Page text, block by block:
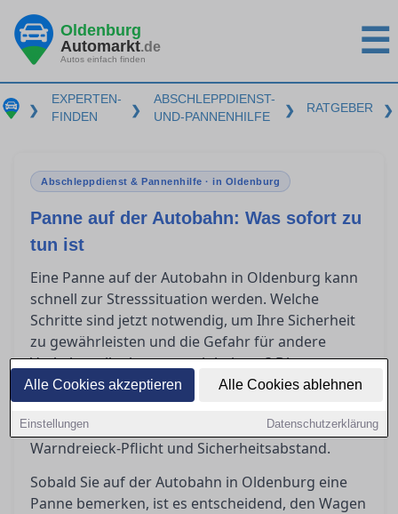
Alle Cookies akzeptieren Alle Cookies ablehnen
Einstellungen Datenschutzerklärung
Oldenburg
Automarkt.de
Autos einfach finden ☰
❯
EXPERTEN-
FINDEN
❯
ABSCHLEPPDIENST-
UND-PANNENHILFE
❯ RATGEBER ❯
Abschleppdienst & Pannenhilfe · in Oldenburg
Panne auf der Autobahn: Was sofort zu
tun ist
Eine Panne auf der Autobahn in Oldenburg kann
schnell zur Stresssituation werden. Welche
Schritte sind jetzt notwendig, um Ihre Sicherheit
zu gewährleisten und die Gefahr für andere
Verkehrsteilnehmer zu minimieren? Dieser
Leitfaden bietet Ihnen Orientierung, ob Sie selbst
eingreifen können oder professionelle Hilfe
erforderlich ist, und erklärt die Bedeutung von
Warndreieck-Pflicht und Sicherheitsabstand.
Sobald Sie auf der Autobahn in Oldenburg eine
Panne bemerken, ist es entscheidend, den Wagen